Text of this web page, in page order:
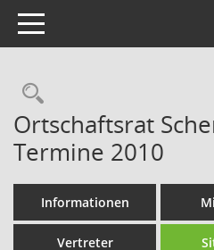
Toggle navigation
Rechercheauswahl
Ortschaftsrat
Termine 2010
Informationen
Vertreter